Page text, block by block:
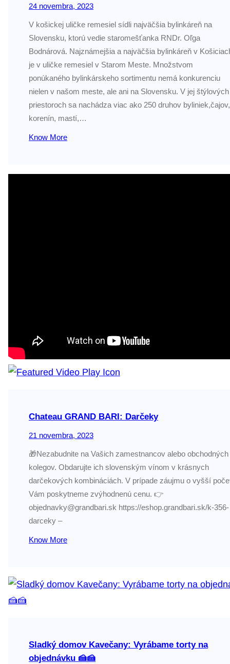
24 novembra, 2023
V košickej uličke remesiel sídli najväčšia bylinkáreň na
Slovensku, ktorú vedie staromešťanka RNDr. Oľga
Bodnárová. Najznámejšia a najväčšia bylinkáreň v
je v uličke remesiel v Starom Meste. Množstvom
ponúkaného bylinkárskeho sortimentu nemá konkurenciu
nielen v našom meste, ale ani na Slovensku. V jej štýlových
priestoroch sa nachádza viac ako 250 druhov byliniek,čajov,
korenín, mastí,…
Know More
Chateau GRAND BARI: Darčeky
21 novembra, 2023
🎁Nezabudnite na Vašich zamestnancov alebo obchodných
kolegov. Obdarujte ich slovenským vínom v krásnych
darčekových kombináciách. V prípade záujmu o vyšší
Vám poskytneme zvýhodnenú cenu. 👉
objednavky@grandbari.sk https://eshop.grandbari.sk/k-356-
darceky –
Know More
Sladký domov Kavečany: Vyrábame torty na
objednávku 🍰🍰